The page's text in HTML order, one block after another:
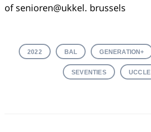
of senioren@ukkel. brussels
2022 BAL GENERATION+
SEVENTIES UCCLE